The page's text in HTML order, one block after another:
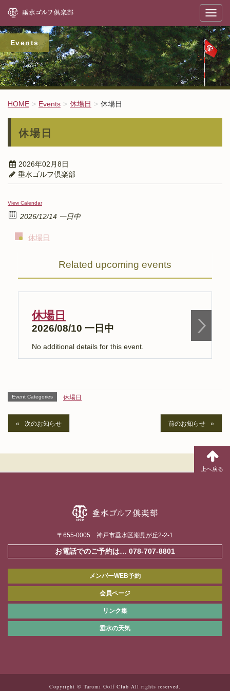
T
g
g
l
e
n
a
v
i
a
n
垂
Events
HOME Events 休場日 休場日
休場日
2026年02月8日
垂水ゴルフ倶楽部
View Calendar
2026/12/14 一日中
休場日
Related upcoming events
休場日
2026/08/10 一日中
No additional details for this event.
Event Categories 休場日
次のお知らせ 前のお知らせ
〒655-0005 神戸市垂水区潮見が丘2-2-1
お電話でのご予約は… 078-707-8801
メンバーWEB予約
会員ページ
リンク集
垂水の天気
Copyright © Tarumi Golf Club All rights reserved.